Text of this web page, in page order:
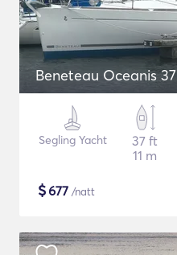
Beneteau Oceanis 37
Segling Yacht
37 ft
11 m
$677 /natt